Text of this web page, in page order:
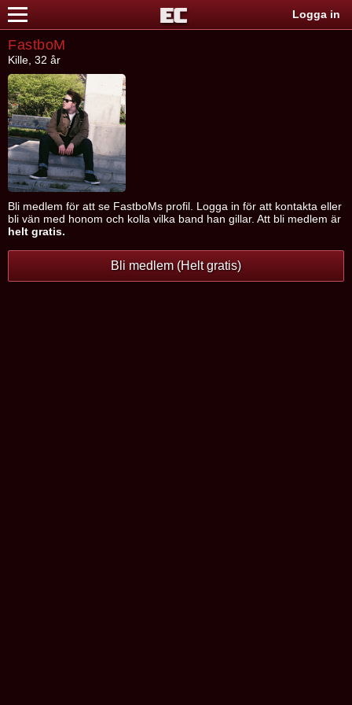
Logga in
FastboM
Kille, 32 år
Bli medlem för att se FastboMs profil. Logga in för att kontakta eller
bli vän med honom och kolla vilka band han gillar. Att bli medlem är
helt gratis.
Bli medlem (Helt gratis)